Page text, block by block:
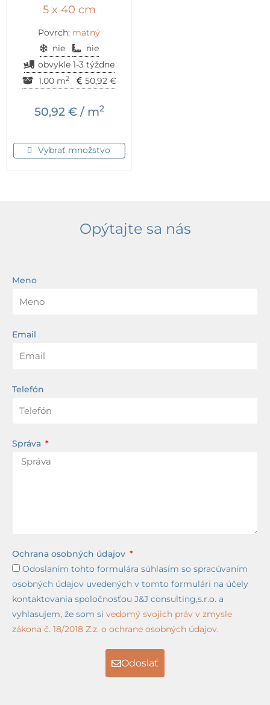
5 x 40 cm
Povrch: matný
nie
nie
obvykle 1-3 týždne
1.00 m2 50,92 €
50,92 €/ m2
Vybrať množstvo
Opýtajte sa nás
Meno
Email
Telefón
Správa
Ochrana osobných údajov
Odoslaním tohto formulára súhlasím so spracúvaním
osobných údajov uvedených v tomto formulári na účely
kontaktovania spoločnosťou J&J consulting,s.r.o. a
vyhlasujem, že som si vedomý svojich práv v zmysle
zákona č. 18/2018 Z.z. o ochrane osobných údajov.
Odoslať